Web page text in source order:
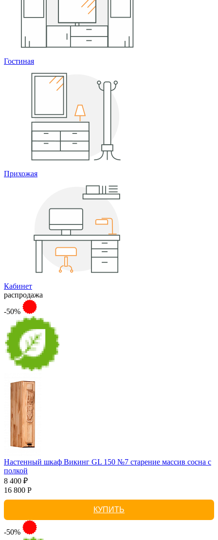
Гостиная
Прихожая
Кабинет
распродажа
-50%
Настенный шкаф Викинг GL 150 №7 старение массив сосна с
полкой
8 400 ₽
16 800 Р
КУПИТЬ
-50%